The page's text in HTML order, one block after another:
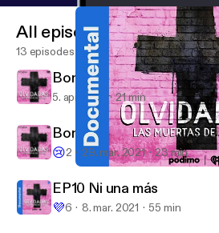
Olvidadas: las muertas de Juárez
All episodes
13 episodes
Bonus Track 2: Más allá
5. apr. 2021 21 min
Bonus Track 1: El chivo
😢2 29. mar. 2021 23 min
EP10 Ni una más
💜6 8. mar. 2021 55 min